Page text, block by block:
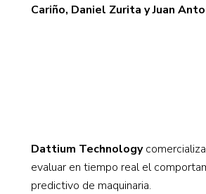
Cariño, Daniel Zurita y Juan
Dattium Technology
evaluar en tiempo real el
predictivo de maquinaria.